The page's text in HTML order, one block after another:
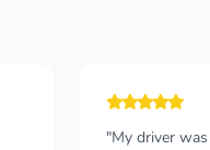
"This was my